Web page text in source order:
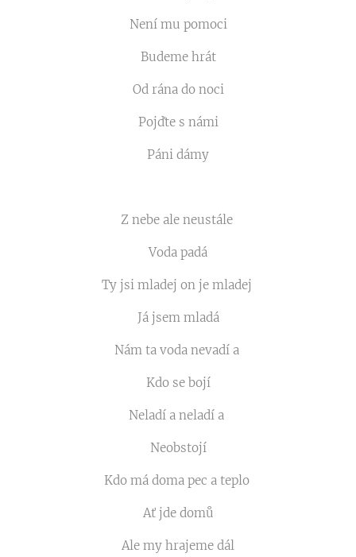
Není mu pomoci
Budeme hrát
Od rána do noci
Pojďte s námi
Páni dámy
Z nebe ale neustále
Voda padá
Ty jsi mladej on je mladej
Já jsem mladá
Nám ta voda nevadí a
Kdo se bojí
Neladí a neladí a
Neobstojí
Kdo má doma pec a teplo
Ať jde domů
Ale my hrajeme dál